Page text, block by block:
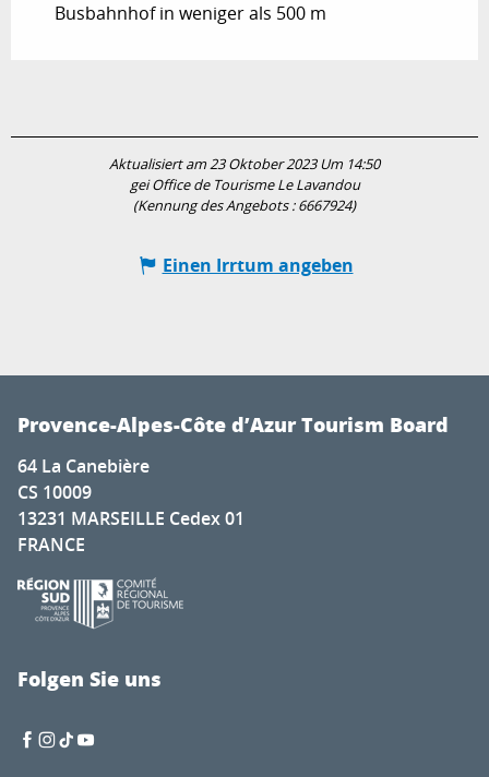
Busbahnhof in weniger als 500 m
Aktualisiert am 23 Oktober 2023 Um 14:50
gei Office de Tourisme Le Lavandou
(Kennung des Angebots :6667924)
Einen Irrtum angeben
Provence-Alpes-Côte d’Azur Tourism Board
64 La Canebière
CS 10009
13231 MARSEILLE Cedex 01
FRANCE
Folgen Sie uns